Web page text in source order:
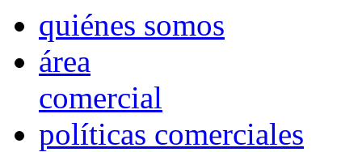
quiénes somos
área
comercial
políticas comerciales